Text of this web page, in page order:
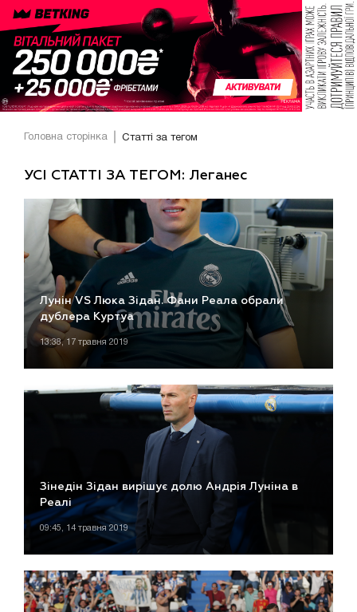
Головна сторінка Статті за тегом
УСІ СТАТТІ ЗА ТЕГОМ: Леганес
Лунін VS Люка Зідан. Фани Реала обрали
дублера Куртуа
13:38, 17 травня 2019
Зінедін Зідан вирішує долю Андрія Луніна в
Реалі
09:45, 14 травня 2019